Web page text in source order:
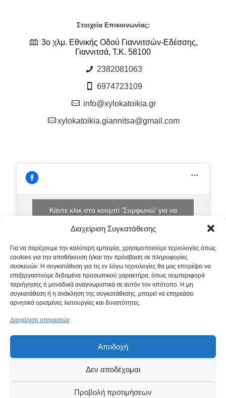
Διαχείριση Συγκατάθεσης
Για να παρέχουμε την καλύτερη εμπειρία, χρησιμοποιούμε τεχνολογίες όπως
cookies για την αποθήκευση ή/και την πρόσβαση σε πληροφορίες
συσκευών. Η συγκατάθεση για τις εν λόγω τεχνολογίες θα μας επιτρέψει να
επεξεργαστούμε δεδομένα προσωπικού χαρακτήρα, όπως συμπεριφορά
περιήγησης ή μοναδικά αναγνωριστικά σε αυτόν τον ιστότοπο. Η μη
συγκατάθεση ή η ανάκληση της συγκατάθεσης, μπορεί να επηρεάσει
αρνητικά ορισμένες λειτουργίες και δυνατότητες.
Διαχείριση υπηρεσιών
Αποδοχή
Δεν αποδέχομαι
Προβολή προτιμήσεων
Στοιχεία Επικοινωνίας:
3ο χλμ. Εθνικής Οδού Γιαννιτσών-Εδέσσης,
Γιαννιτσά, Τ.Κ. 58100
2382081063
6974723109
info@xylokatoikia.gr
xylokatoikia.giannitsa@gmail.com
Κάντε κλικ στο κουμπί 'Συμφωνώ' για να
Πολιτική Cookies
Συμφωνώ
© 2021 Ξυλοκατοικία, All Rights Reserved | Powered by